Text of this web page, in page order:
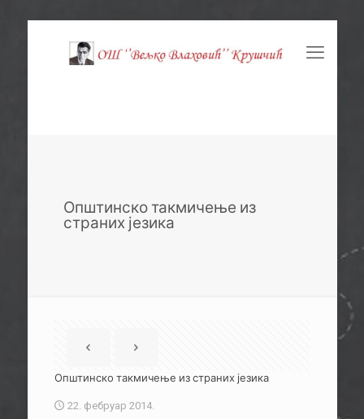
Општинско такмичење из
страних језика
Општинско такмичење из страних језика
22. фебруар 2014.